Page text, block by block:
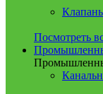
Посмотреть